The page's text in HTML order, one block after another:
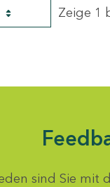
Zeige 1
sind Sie mit